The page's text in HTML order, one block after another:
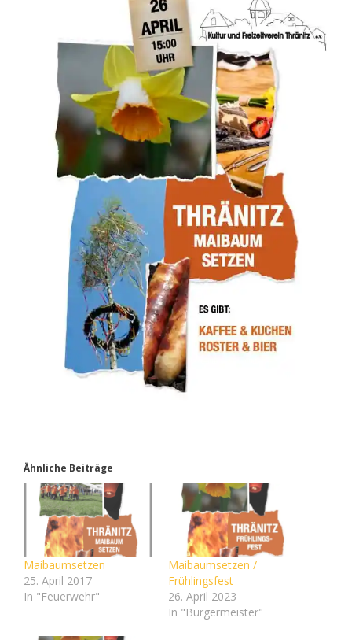
Ähnliche Beiträge
Maibaumsetzen
25. April 2017
In "Feuerwehr"
Maibaumsetzen /
Frühlingsfest
26. April 2023
In "Bürgermeister"